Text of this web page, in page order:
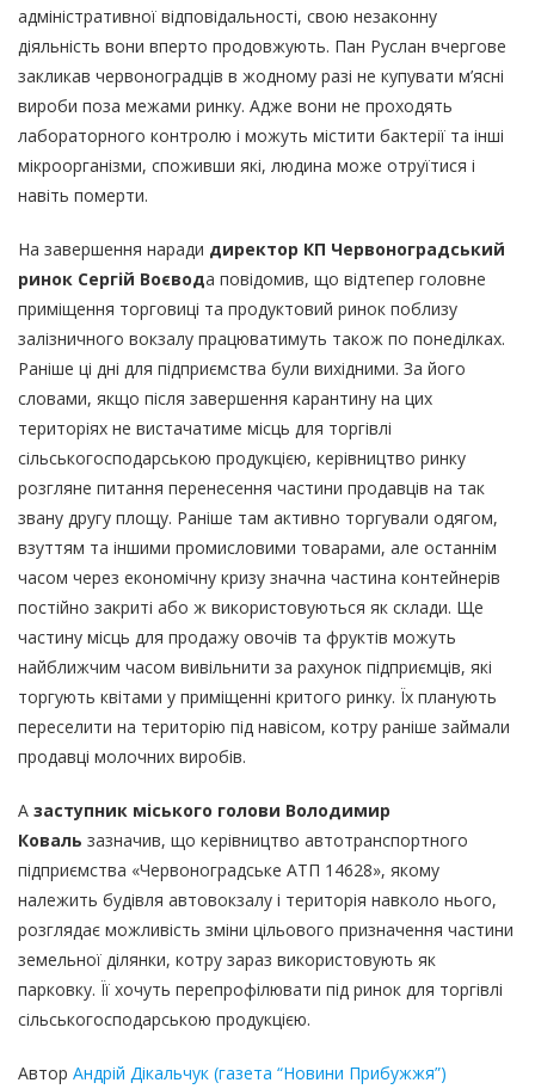
адміністративної відповідальності, свою незаконну
діяльність вони вперто продовжують. Пан Руслан вчергове
закликав червоноградців в жодному разі не купувати м’ясні
вироби поза межами ринку. Адже вони не проходять
лабораторного контролю і можуть містити бактерії та інші
мікроорганізми, споживши які, людина може отруїтися і
навіть померти.
На завершення наради директор КП Червоноградський
ринок Сергій Воєвода повідомив, що відтепер головне
приміщення торговиці та продуктовий ринок поблизу
залізничного вокзалу працюватимуть також по понеділках.
Раніше ці дні для підприємства були вихідними. За його
словами, якщо після завершення карантину на цих
територіях не вистачатиме місць для торгівлі
сільськогосподарською продукцією, керівництво ринку
розгляне питання перенесення частини продавців на так
звану другу площу. Раніше там активно торгували одягом,
взуттям та іншими промисловими товарами, але останнім
часом через економічну кризу значна частина контейнерів
постійно закриті або ж використовуються як склади. Ще
частину місць для продажу овочів та фруктів можуть
найближчим часом вивільнити за рахунок підприємців, які
торгують квітами у приміщенні критого ринку. Їх планують
переселити на територію під навісом, котру раніше займали
продавці молочних виробів.
А заступник міського голови Володимир
Коваль зазначив, що керівництво автотранспортного
підприємства «Червоноградське АТП 14628», якому
належить будівля автовокзалу і територія навколо нього,
розглядає можливість зміни цільового призначення частини
земельної ділянки, котру зараз використовують як
парковку. Її хочуть перепрофілювати під ринок для торгівлі
сільськогосподарською продукцією.
Автор Андрій Дікальчук (газета “Новини Прибужжя”)